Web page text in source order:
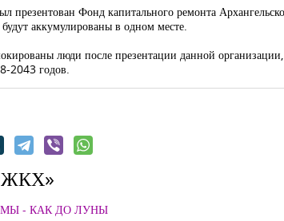
презентован Фонд капитального ремонта
аккумулированы в одном месте.
люди после презентации данной
2043 годов.
- КАК ДО ЛУНЫ